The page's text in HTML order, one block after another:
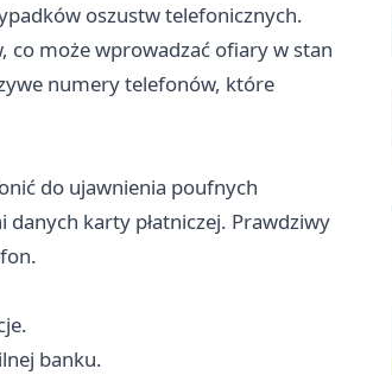
oszustw telefonicznych.
co może wprowadzać ofiary w stan
numery telefonów, które
do ujawnienia poufnych
karty płatniczej. Prawdziwy
banku.